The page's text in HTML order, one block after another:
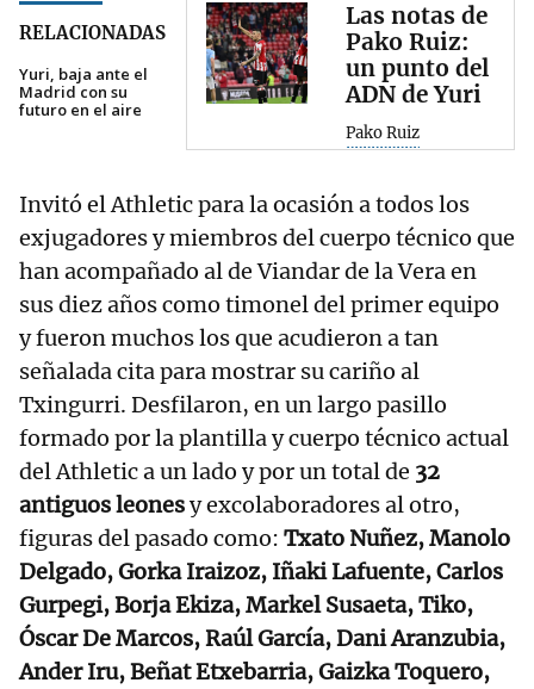
RELACIONADAS
Yuri, baja ante el
Madrid con su
futuro en el aire
Las notas de
Pako Ruiz:
un punto del
ADN de Yuri
Pako Ruiz
Invitó el Athletic para la ocasión a todos los
exjugadores y miembros del cuerpo técnico que
han acompañado al de Viandar de la Vera en
sus diez años como timonel del primer equipo
y fueron muchos los que acudieron a tan
señalada cita para mostrar su cariño al
Txingurri. Desfilaron, en un largo pasillo
formado por la plantilla y cuerpo técnico actual
del Athletic a un lado y por un total de 32
antiguos leonesy excolaboradores al otro,
figuras del pasado como: Txato Nuñez, Manolo
Delgado, Gorka Iraizoz, Iñaki Lafuente, Carlos
Gurpegi, Borja Ekiza, Markel Susaeta, Tiko,
Óscar De Marcos, Raúl García, Dani Aranzubia,
Ander Iru, Beñat Etxebarria, Gaizka Toquero,